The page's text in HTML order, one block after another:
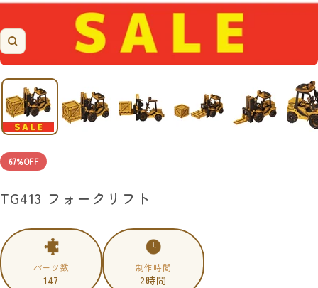
ズ
ー
ム
イ
ン
67%OFF
TG413 フォークリフト
パーツ数
147
制作時間
2時間